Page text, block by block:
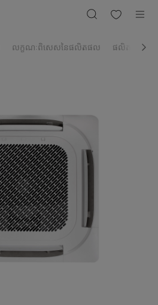
លក្ខណៈពិសេសនៃផលិតផល ផលិតផលដែល